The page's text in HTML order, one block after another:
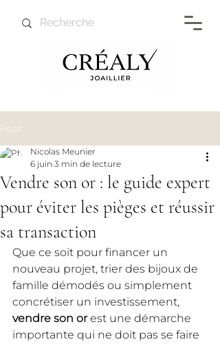
Post
Vendre son or : le guide expert
pour éviter les pièges et réussir
sa transaction
Nicolas Meunier
6 juin 3 min de lecture
Que ce soit pour financer un
nouveau projet, trier des bijoux de
famille démodés ou simplement
concrétiser un investissement,
vendre son or est une démarche
importante qui ne doit pas se faire